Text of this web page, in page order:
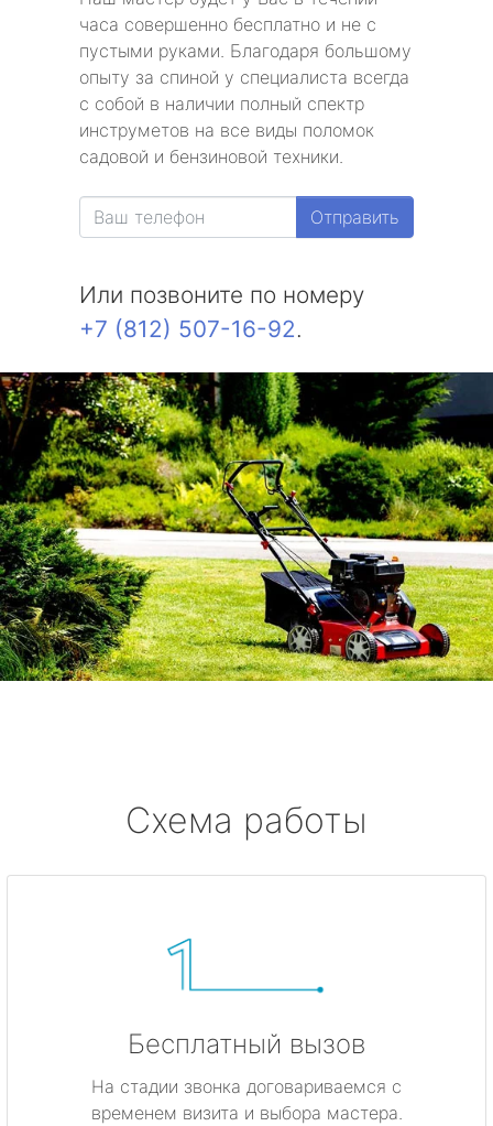
часа совершенно бесплатно и не с
пустыми руками. Благодаря большому
опыту за спиной у специалиста всегда
с собой в наличии полный спектр
инструметов на все виды поломок
садовой и бензиновой техники.
Отправить
Или позвоните по номеру
+7 (812) 507-16-92.
Схема работы
Бесплатный вызов
На стадии звонка договариваемся с
временем визита и выбора мастера.